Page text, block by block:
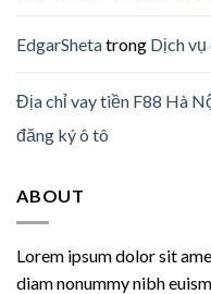
EdgarShetatrong Dịch
Địa chỉ vay tiền F88 Hà
đăng ký ô tô
ABOUT
Lorem ipsum dolor sit
diam nonummy nibh